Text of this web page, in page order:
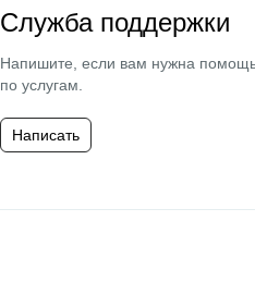
Служба поддержки
Напишите, если вам нужна помощь
по услугам.
Написать